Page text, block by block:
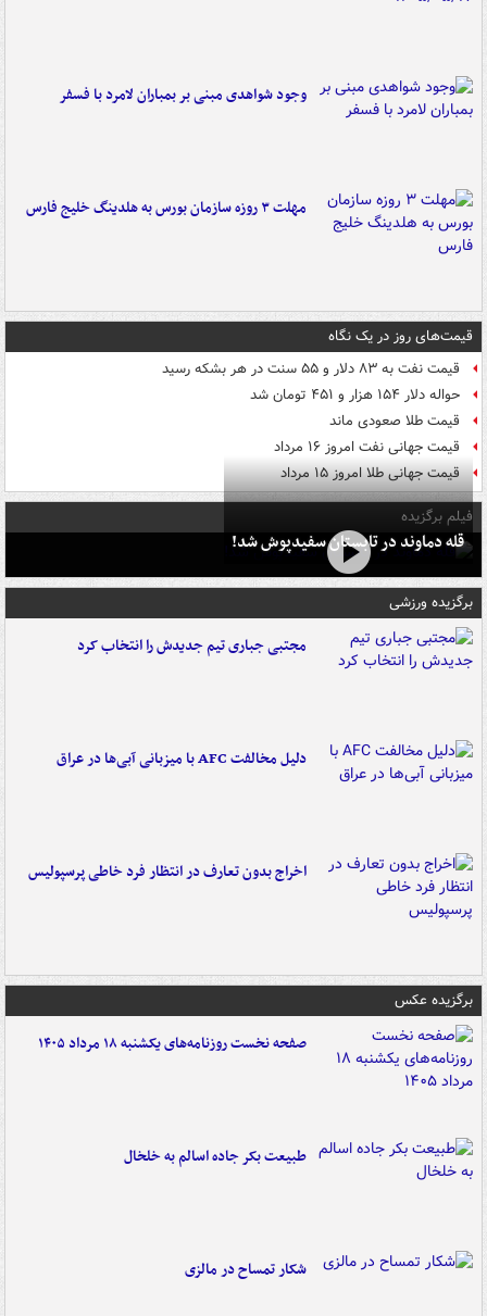
وجود شواهدی مبنی بر بمباران لامرد با فسفر
مهلت ۳ روزه سازمان بورس به هلدینگ خلیج فارس
قیمت‌های روز در یک نگاه
قیمت نفت به ۸۳ دلار و ۵۵ سنت در هر بشکه رسید
حواله دلار ۱۵۴ هزار و ۴۵۱ تومان شد
قیمت طلا صعودی ماند
قیمت جهانی نفت امروز ۱۶ مرداد
قیمت جهانی طلا امروز ۱۵ مرداد
فیلم برگزیده
قله دماوند در تابستان سفیدپوش شد!
برگزیده ورزشی
مجتبی جباری تیم جدیدش را انتخاب کرد
دلیل مخالفت AFC با میزبانی آبی‌ها در عراق
اخراج بدون تعارف در انتظار فرد خاطی پرسپولیس
برگزیده عکس
صفحه نخست روزنامه‌های یکشنبه ۱۸ مرداد ۱۴۰۵
طبیعت بکر جاده اسالم به خلخال
شکار تمساح در مالزی